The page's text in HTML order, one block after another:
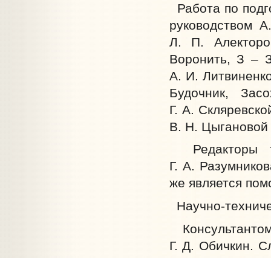
Работа по
руководством
Л. П.
Воронить, З –
А. И.
Будочник,
Г. А.
В. Н.
Г. А.
же является
Научно-
Г. Д. Обичкин.